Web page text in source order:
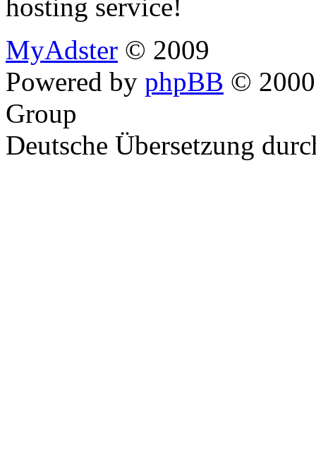
hosting service!
MyAdster © 2009
Powered by phpBB ©
Group
Deutsche Übersetzung